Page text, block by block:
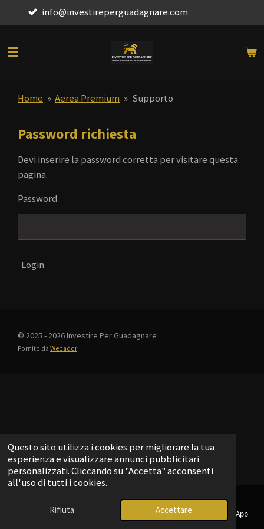
Questo sito utilizza i cookies per migliorare la tua
esperienza e visualizzare annunci pubblicitari
personalizzati. Cliccando su "Accetta" acconsenti
all'uso di tutti i cookies.
Rifiuta Accettare
al
principale
Home » Aerea Premium » Supporto
Password richiesta
Devi inserire la password corretta per visitare questa
pagina.
Password
Login
© 2025 - 2026 Investire Per Guadagnare
Fornito da Webador
Telefono Telegram WhatsApp